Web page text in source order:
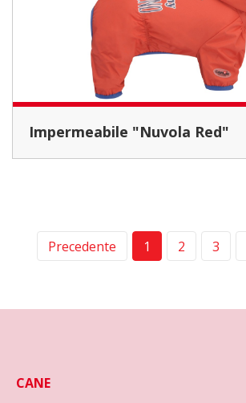
Impermeabile "Nuvola Red"
Precedente 1 2 3
CANE